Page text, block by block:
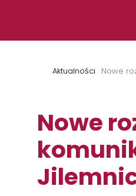
Aktualności Nowe
Nowe